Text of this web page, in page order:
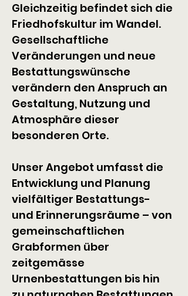
Gleichzeitig befindet sich die
Friedhofskultur im Wandel.
Gesellschaftliche
Veränderungen und neue
Bestattungswünsche
verändern den Anspruch an
Gestaltung, Nutzung und
Atmosphäre dieser
besonderen Orte.
Unser Angebot umfasst die
Entwicklung und Planung
vielfältiger Bestattungs-
und Erinnerungsräume – von
gemeinschaftlichen
Grabformen über
zeitgemässe
Urnenbestattungen bis hin